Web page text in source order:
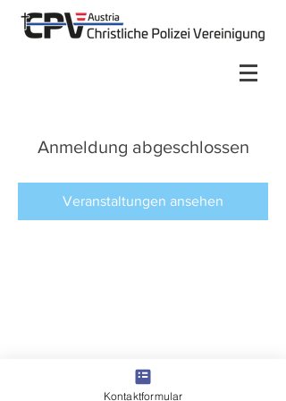
Anmeldung abgeschlossen
Veranstaltungen ansehen
Kontaktformular